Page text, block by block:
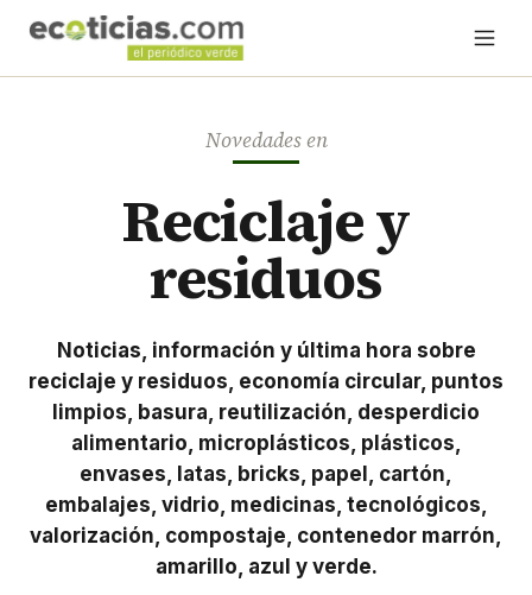
Novedades en
Reciclaje y
residuos
Noticias, información y última hora sobre
reciclaje y residuos, economía circular, puntos
limpios, basura, reutilización, desperdicio
alimentario, microplásticos, plásticos,
envases, latas, bricks, papel, cartón,
embalajes, vidrio, medicinas, tecnológicos,
valorización, compostaje, contenedor marrón,
amarillo, azul y verde.